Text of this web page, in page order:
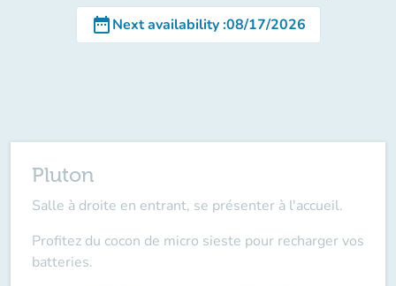
date_rangeNext availability:08/17/2026
Pluton
Salle à droite en entrant, se présenter à l'accueil.
Profitez du cocon de micro sieste pour recharger vos
batteries.